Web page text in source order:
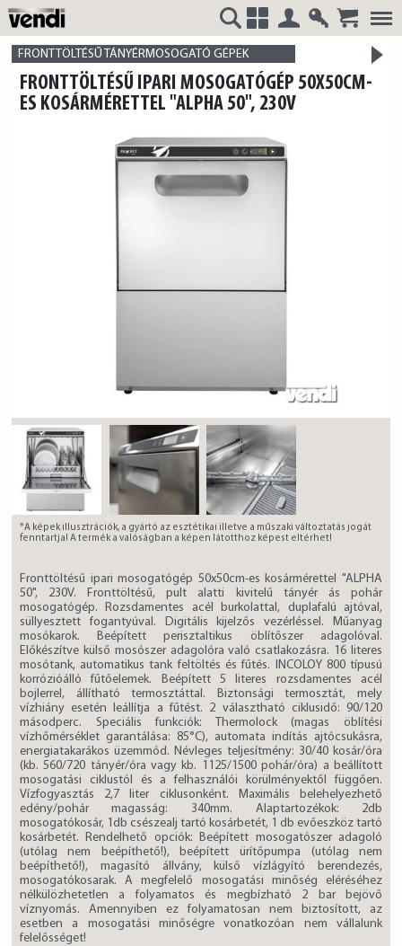
VENDI
HUNGÁRIA
FRONTTÖLTÉSŰ TÁNYÉRMOSOGATÓ GÉPEK
FRONTTÖLTÉSŰ IPARI MOSOGATÓGÉP 50X50CM-
ES KOSÁRMÉRETTEL "ALPHA 50", 230V
*A képek illusztrációk, a gyártó az esztétikai illetve a műszaki változtatás jogát
fenntartja! A termék a valóságban a képen látotthoz képest eltérhet!
Fronttöltésű ipari mosogatógép 50x50cm-es kosármérettel "ALPHA
50", 230V. Fronttöltésű, pult alatti kivitelű tányér ás pohár
mosogatógép. Rozsdamentes acél burkolattal, duplafalú ajtóval,
süllyesztett fogantyúval. Digitális kijelzős vezérléssel. Műanyag
mosókarok. Beépített perisztaltikus öblítőszer adagolóval.
Előkészítve külső mosószer adagolóra való csatlakozásra. 16 literes
mosótank, automatikus tank feltöltés és fűtés. INCOLOY 800 típusú
korrózióálló fűtőelemek. Beépített 5 literes rozsdamentes acél
bojlerrel, állítható termosztáttal. Biztonsági termosztát, mely
vízhiány esetén leállítja a fűtést. 2 választható ciklusidő: 90/120
másodperc. Speciális funkciók: Thermolock (magas öblítési
vízhőmérséklet garantálása: 85°C), automata indítás ajtócsukásra,
energiatakarákos üzemmód. Névleges teljesítmény: 30/40 kosár/óra
(kb. 560/720 tányér/óra vagy kb. 1125/1500 pohár/óra) a beállított
mosogatási ciklustól és a felhasználói körülményektől függően.
Vízfogyasztás 2,7 liter ciklusonként. Maximális belehelyezhető
edény/pohár magasság: 340mm. Alaptartozékok: 2db
mosogatókosár, 1db csészealj tartó kosárbetét, 1 db evőeszköz tartó
kosárbetét. Rendelhető opciók: Beépített mosogatószer adagoló
(utólag nem beépíthető!), beépített ürítőpumpa (utólag nem
beépíthető!), magasító állvány, külső vízlágyító berendezés,
mosogatókosarak. A megfelelő mosogatási minőség eléréséhez
nélkülözhetetlen a folyamatos és megbízható 2 bar bejövő
víznyomás. Amennyiben ez folyamatosan nem biztosított, az
esetben a mosogatási minőségre vonatkozóan nem vállalunk
felelősséget!